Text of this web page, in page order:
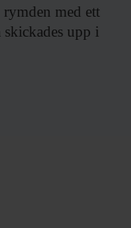
med ett
upp i